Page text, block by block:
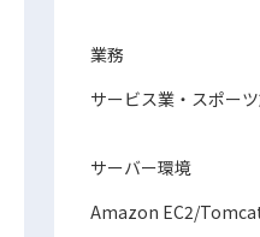
業務
サービス業・スポー
サーバー環境
Amazon EC2/